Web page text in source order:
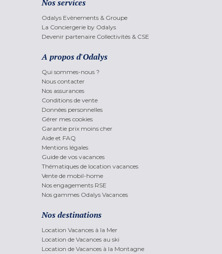
Nos services
Odalys Evènements & Groupe
La Conciergerie by Odalys
Devenir partenaire Collectivités & CSE
A propos d'Odalys
Qui sommes-nous ?
Nous contacter
Nos assurances
Conditions de vente
Données personnelles
Gérer mes cookies
Garantie prix moins cher
Aide et FAQ
Mentions légales
Guide de vos vacances
Thématiques de location vacances
Vente de mobil-home
Nos engagements RSE
Nos gammes Odalys Vacances
Nos destinations
Location Vacances à la Mer
Location de Vacances au ski
Location de Vacances à la Montagne